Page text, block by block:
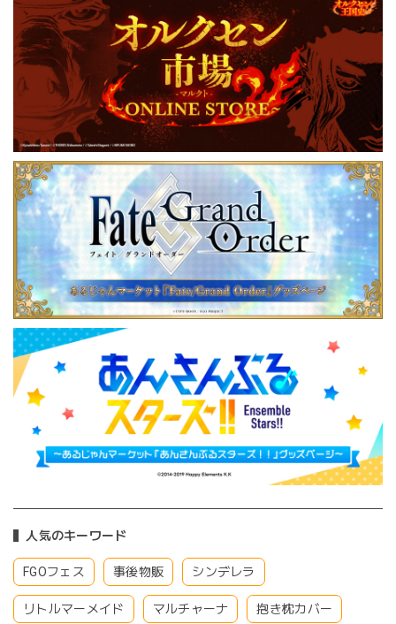
人気のキーワード
FGOフェス 事後物販 シンデレラ
リトルマーメイド マルチャーナ 抱き枕カバー